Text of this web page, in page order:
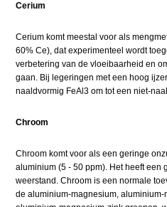
Cerium
Cerium komt meestal voor als
60% Ce), dat experimenteel wordt
verbetering van de vloeibaarheid en
gaan. Bij legeringen met een hoog
naaldvormig FeAl3 om tot een niet-
Chroom
Chroom komt voor als een geringe
aluminium (5 - 50 ppm). Het heeft een
weerstand. Chroom is een normale
de aluminium-magnesium,